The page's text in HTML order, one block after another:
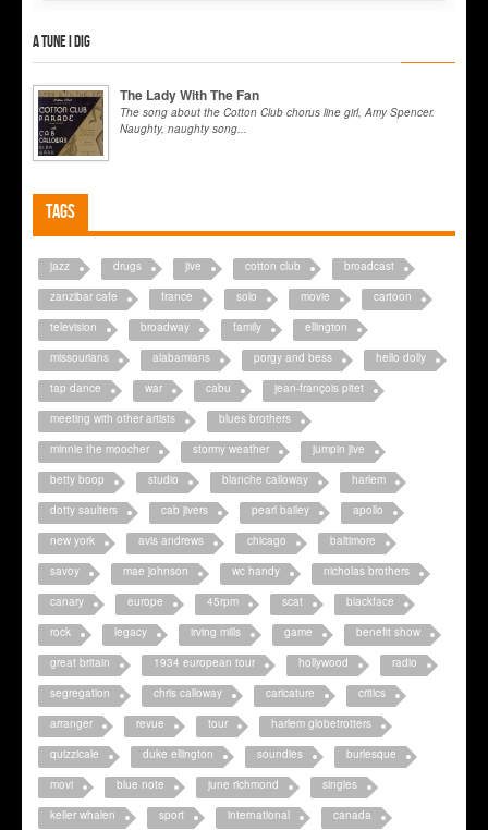
A tune I dig
The Lady With The Fan
The song about the Cotton Club chorus line girl, Amy Spencer.
Naughty, naughty song...
Tags
jazz drugs jive cotton club
broadcast
zanzibar cafe
france solo movie
cartoon
television
broadway family
ellington
missourians
alabamians porgy and bess
hello dolly
tap dance
war cabu
jean-françois pitet
meeting with other artists
blues brothers
minnie the moocher
stormy weather
jumpin jive
betty boop
studio blanche calloway
harlem
dotty saulters
cab jivers pearl bailey
apollo
new york
avis andrews chicago
baltimore
savoy
mae johnson wc handy
nicholas brothers
canary
europe 45rpm scat
blackface
rock
legacy irving mills game
benefit show
great britain
1934 european tour hollywood
radio
segregation
chris calloway caricature
critics
arranger
revue tour
harlem globetrotters
quizzicale
duke ellington soundies
burlesque
movi
blue note june richmond
singles
keller whalen
sport international
canada